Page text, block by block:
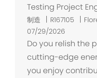
Testing Project
制造 R167105
位
07/29/2026
Do you relish the
cutting-edge
you enjoy